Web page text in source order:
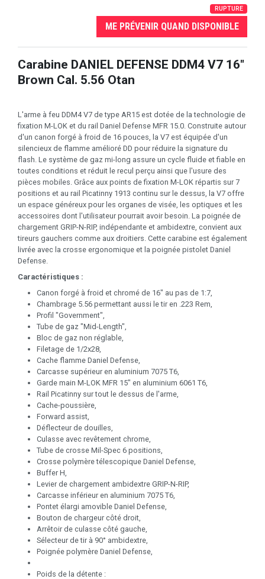
RUPTURE
ME PRÉVENIR QUAND DISPONIBLE
Carabine DANIEL DEFENSE DDM4 V7 16"
Brown Cal. 5.56 Otan
L'arme à feu DDM4 V7 de type AR15 est dotée de la technologie de
fixation M-LOK et du rail Daniel Defense MFR 15.0. Construite autour
d'un canon forgé à froid de 16 pouces, la V7 est équipée d'un
silencieux de flamme amélioré DD pour réduire la signature du
flash. Le système de gaz mi-long assure un cycle fluide et fiable en
toutes conditions et réduit le recul perçu ainsi que l'usure des
pièces mobiles. Grâce aux points de fixation M-LOK répartis sur 7
positions et au rail Picatinny 1913 continu sur le dessus, la V7 offre
un espace généreux pour les organes de visée, les optiques et les
accessoires dont l'utilisateur pourrait avoir besoin. La poignée de
chargement GRIP-N-RIP, indépendante et ambidextre, convient aux
tireurs gauchers comme aux droitiers. Cette carabine est également
livrée avec la crosse ergonomique et la poignée pistolet Daniel
Defense.
Caractéristiques :
Canon forgé à froid et chromé de 16" au pas de 1:7,
Chambrage 5.56 permettant aussi le tir en .223 Rem,
Profil "Government",
Tube de gaz "Mid-Length",
Bloc de gaz non réglable,
Filetage de 1/2x28,
Cache flamme Daniel Defense,
Carcasse supérieur en aluminium 7075 T6,
Garde main M-LOK MFR 15" en aluminium 6061 T6,
Rail Picatinny sur tout le dessus de l'arme,
Cache-poussière,
Forward assist,
Déflecteur de douilles,
Culasse avec revêtement chrome,
Tube de crosse Mil-Spec 6 positions,
Crosse polymère télescopique Daniel Defense,
Buffer H,
Levier de chargement ambidextre GRIP-N-RIP,
Carcasse inférieur en aluminium 7075 T6,
Pontet élargi amovible Daniel Defense,
Bouton de chargeur côté droit,
Arrêtoir de culasse côté gauche,
Sélecteur de tir à 90° ambidextre,
Poignée polymère Daniel Defense,
Poids de la détente :